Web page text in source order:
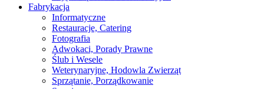
Fabrykacja
Informatyczne
Restauracje, Catering
Fotografia
Adwokaci, Porady Prawne
Ślub i Wesele
Weterynaryjne, Hodowla Zwierząt
Sprzątanie, Porządkowanie